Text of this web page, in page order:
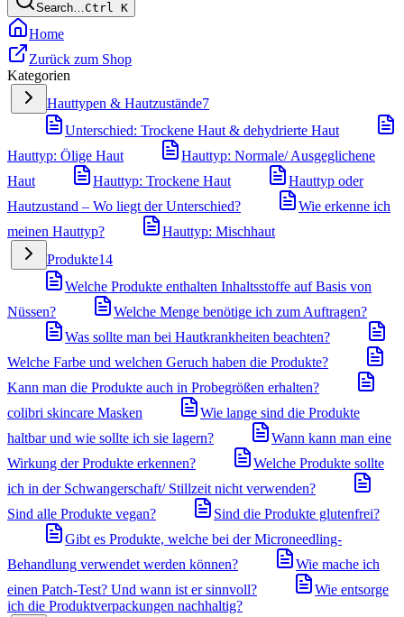
Search…Ctrl K
Home
Zurück zum Shop
Kategorien
Hauttypen & Hautzustände7
Unterschied: Trockene Haut & dehydrierte Haut
Hauttyp: Ölige Haut
Hauttyp: Normale/ Ausgeglichene
Haut
Hauttyp: Trockene Haut
Hauttyp oder
Hautzustand – Wo liegt der Unterschied?
Wie erkenne ich
meinen Hauttyp?
Hauttyp: Mischhaut
Produkte14
Welche Produkte enthalten Inhaltsstoffe auf Basis von
Nüssen?
Welche Menge benötige ich zum Auftragen?
Was sollte man bei Hautkrankheiten beachten?
Welche Farbe und welchen Geruch haben die Produkte?
Kann man die Produkte auch in Probegrößen erhalten?
colibri skincare Masken
Wie lange sind die Produkte
haltbar und wie sollte ich sie lagern?
Wann kann man eine
Wirkung der Produkte erkennen?
Welche Produkte sollte
ich in der Schwangerschaft/ Stillzeit nicht verwenden?
Sind alle Produkte vegan?
Sind die Produkte glutenfrei?
Gibt es Produkte, welche bei der Microneedling-
Behandlung verwendet werden können?
Wie mache ich
einen Patch-Test? Und wann ist er sinnvoll?
Wie entsorge
ich die Produktverpackungen nachhaltig?